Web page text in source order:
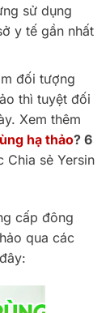
sử dụng
y tế gần nhất
đối tượng
thì tuyệt đối
Xem thêm
hạ thảo? 6
Chia sẻ Yersin
cấp đông
qua các